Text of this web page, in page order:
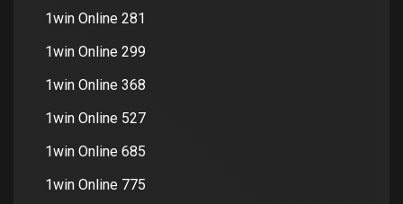
1win Online 281
1win Online 299
1win Online 368
1win Online 527
1win Online 685
1win Online 775